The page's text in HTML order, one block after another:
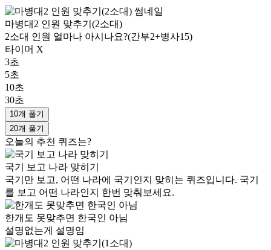
마병대2 인원 맞추기(2소대)
2소대 인원 얼마나 아시나요?(간부2+병사15)
타이머 X
3초
5초
10초
30초
10개 풀기
20개 풀기
오늘의 추천 퀴즈는?
국기 보고 나라 맞히기
국기만 보고, 어떤 나라에 국기인지 맞히는 퀴즈입니다. 국기
를 보고 어떤 나라인지 한번 맞춰보세요.
한개도 못맞추면 한국인 아님
설명없는게 설명임